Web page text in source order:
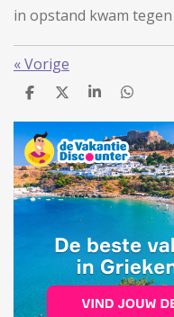
in opstand kwam
«Vorige
D
l
e
n
D
e
l
S
a
r
e
D
l
e
n